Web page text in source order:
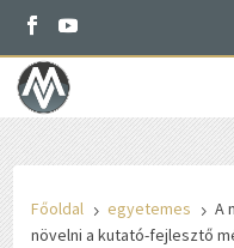
Főoldal 5 egyetemes 5 A
növelni a kutató-fejlesztő